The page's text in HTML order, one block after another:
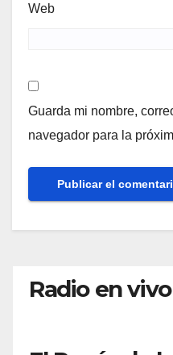
Web
Guarda mi nombre,
navegador para la
Radio en vivo